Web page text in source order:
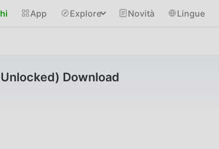
App Explore Novità Lingue
Download